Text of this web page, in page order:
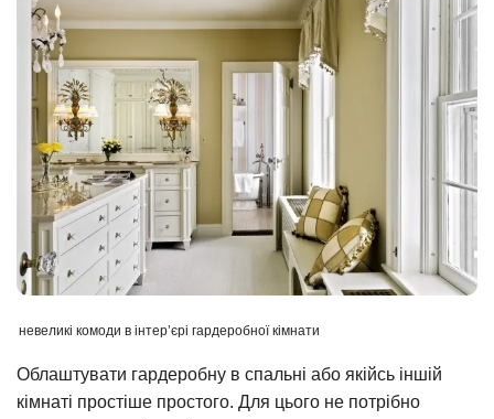
невеликі комоди в інтер’єрі гардеробної кімнати
Облаштувати гардеробну в спальні або якійсь іншій
кімнаті простіше простого. Для цього не потрібно